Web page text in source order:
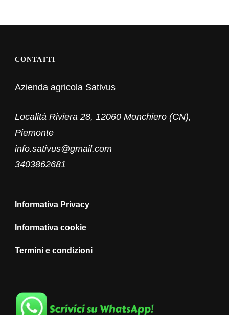
CONTATTI
Azienda agricola Sativus
Località Riviera 28, 12060 Monchiero (CN),
Piemonte
info.sativus@gmail.com
3403862681
Informativa Privacy
Informativa cookie
Termini e condizioni